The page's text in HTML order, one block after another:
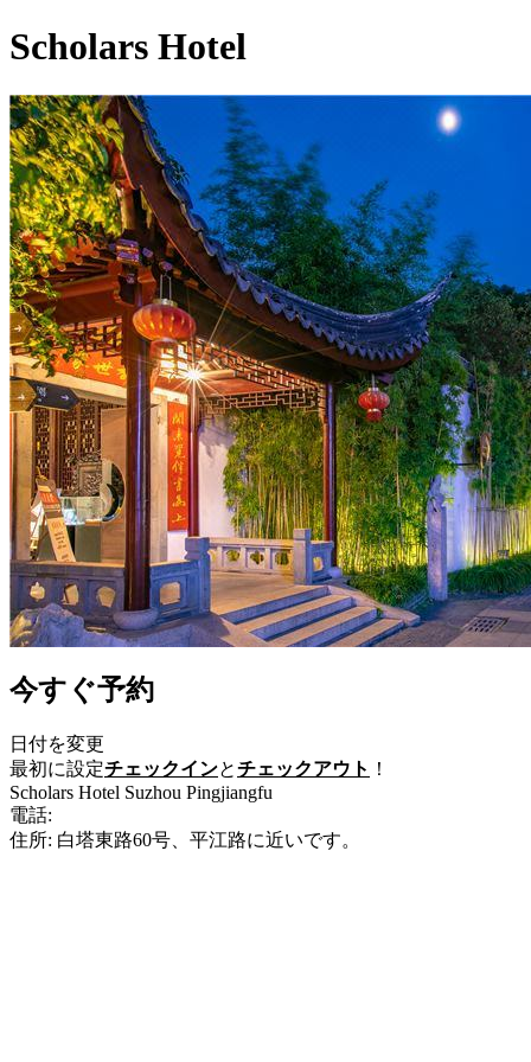
Scholars Hotel
今すぐ予約
日付を変更
最初に設定チェックインとチェックアウト ！
Scholars Hotel Suzhou Pingjiangfu
電話:
住所: 白塔東路60号、平江路に近いです。